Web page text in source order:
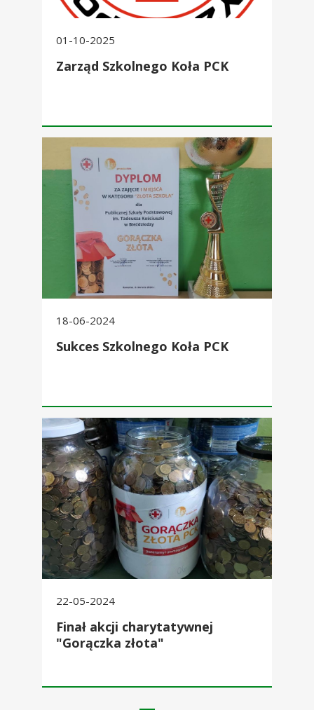
01-10-2025
Zarząd Szkolnego Koła PCK
Sukces Szkolnego Koła PCK
18-06-2024
Sukces Szkolnego Koła PCK
Finał akcji charytatywnej "Gorączka złota"
22-05-2024
Finał akcji charytatywnej
"Gorączka złota"